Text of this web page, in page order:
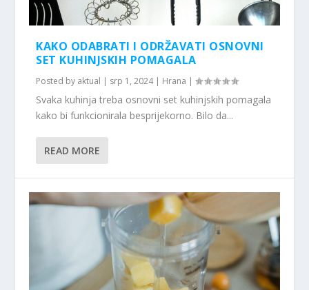
KAKO ODABRATI I ODRŽAVATI OSNOVNI
SET KUHINJSKIH POMAGALA
Posted by aktual | srp 1, 2024| Hrana |
Svaka kuhinja treba osnovni set kuhinjskih pomagala
kako bi funkcionirala besprijekorno. Bilo da...
READ MORE